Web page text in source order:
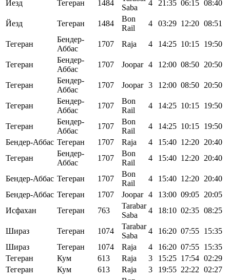
Йезд Тегеран 1484
Saba
4 21:35 06:15 08:40
Йезд Тегеран 1484
Bon
Rail
4 03:29 12:20 08:51
Тегеран
Бендер-
Аббас
1707 Raja 4 14:25 10:15 19:50
Тегеран
Бендер-
Аббас
1707 Joopar 4 12:00 08:50 20:50
Тегеран
Бендер-
Аббас
1707 Joopar 3 12:00 08:50 20:50
Тегеран
Бендер-
Аббас
1707
Bon
Rail
4 14:25 10:15 19:50
Тегеран
Бендер-
Аббас
1707
Bon
Rail
4 14:25 10:15 19:50
Бендер-Аббас Тегеран 1707 Raja 4 15:40 12:20 20:40
Тегеран
Бендер-
Аббас
1707
Bon
Rail
4 15:40 12:20 20:40
Бендер-Аббас Тегеран 1707
Bon
Rail
4 15:40 12:20 20:40
Бендер-Аббас Тегеран 1707 Joopar 4 13:00 09:05 20:05
Исфахан
Тегеран 763
Tarabar
Saba
4 18:10 02:35 08:25
Шираз Тегеран 1074
Tarabar
Saba
4 16:20 07:55 15:35
Шираз
Тегеран 1074 Raja 4 16:20 07:55 15:35
Тегеран
Кум 613 Raja 3 15:25 17:54 02:29
Тегеран
Кум 613 Raja 3 19:55 22:22 02:27